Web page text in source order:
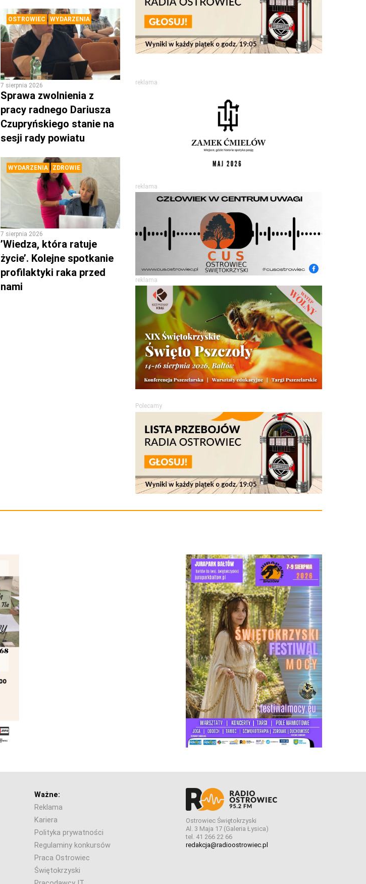
OSTROWIEC WYDARZENIA
7 sierpnia 2026
Sprawa zwolnienia z
pracy radnego Dariusza
Czupryńskiego stanie na
sesji rady powiatu
WYDARZENIA ZDROWIE
7 sierpnia 2026
’Wiedza, która ratuje
życie’. Kolejne spotkanie
profilaktyki raka przed
nami
reklama
reklama
reklama
Polecamy
Ważne:
Reklama
Kariera
Polityka prywatności
Regulaminy konkursów
Praca Ostrowiec
Świętokrzyski
Ostrowiec Świętokrzyski
Al. 3 Maja 17 (Galeria Łysica)
tel. 41 266 22 66
redakcja@radioostrowiec.pl